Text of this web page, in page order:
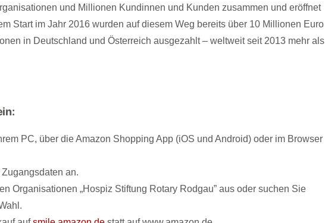
und Millionen Kundinnen und Kunden zusammen und eröffnet
Start im Jahr 2016 wurden auf diesem Weg bereits über 10 Millionen Euro
in Deutschland und Österreich ausgezahlt – weltweit seit 2013 mehr als
PC, über die Amazon Shopping App (iOS und Android) oder im Browser
an.
Organisationen „Hospiz Stiftung Rotary Rodgau” aus oder suchen Sie